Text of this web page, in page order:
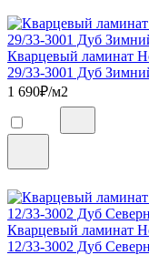
Кварцевый ламинат
29/33-3001 Дуб
1 690₽/м2
Кварцевый ламинат
12/33-3002 Дуб